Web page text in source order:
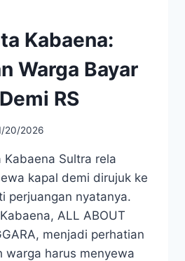
Kabaena:
Warga Bayar
RS
20/2026
Sultra rela
kapal demi dirujuk ke
perjuangan nyatanya.
ALL ABOUT
menjadi perhatian
warga harus menyewa